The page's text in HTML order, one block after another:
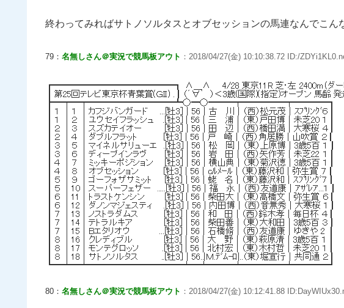
終わってみればサトノソルタスとオブセッションの馬連なんでこん
79： 名無しさん＠実況で競馬板アウト ：2018/04/27(金) 10:10:38.72 ID:/
80： 名無しさん＠実況で競馬板アウト ：2018/04/27(金) 10:12:41.88